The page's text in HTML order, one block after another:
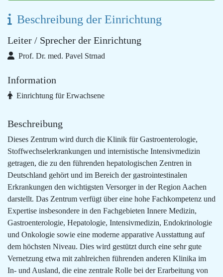
Beschreibung der Einrichtung
Leiter / Sprecher der Einrichtung
Prof. Dr. med. Pavel Strnad
Information
Einrichtung für Erwachsene
Beschreibung
Dieses Zentrum wird durch die Klinik für Gastroenterologie,
Stoffwechselerkrankungen und internistische Intensivmedizin
getragen, die zu den führenden hepatologischen Zentren in
Deutschland gehört und im Bereich der gastrointestinalen
Erkrankungen den wichtigsten Versorger in der Region Aachen
darstellt. Das Zentrum verfügt über eine hohe Fachkompetenz und
Expertise insbesondere in den Fachgebieten Innere Medizin,
Gastroenterologie, Hepatologie, Intensivmedizin, Endokrinologie
und Onkologie sowie eine moderne apparative Ausstattung auf
dem höchsten Niveau. Dies wird gestützt durch eine sehr gute
Vernetzung etwa mit zahlreichen führenden anderen Klinika im
In- und Ausland, die eine zentrale Rolle bei der Erarbeitung von